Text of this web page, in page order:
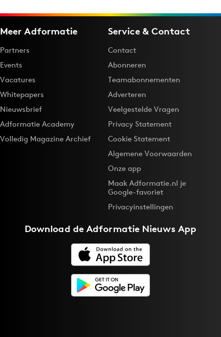
Meer Adformatie
Partners
Events
Vacatures
Whitepapers
Nieuwsbrief
Adformatie Academy
Volledig Magazine Archief
Service & Contact
Contact
Abonneren
Teamabonnementen
Adverteren
Veelgestelde Vragen
Privacy Statement
Cookie Statement
Algemene Voorwaarden
Onze app
Maak Adformatie.nl je
Google-favoriet
Privacyinstellingen
Download deAdformatie Nieuws App